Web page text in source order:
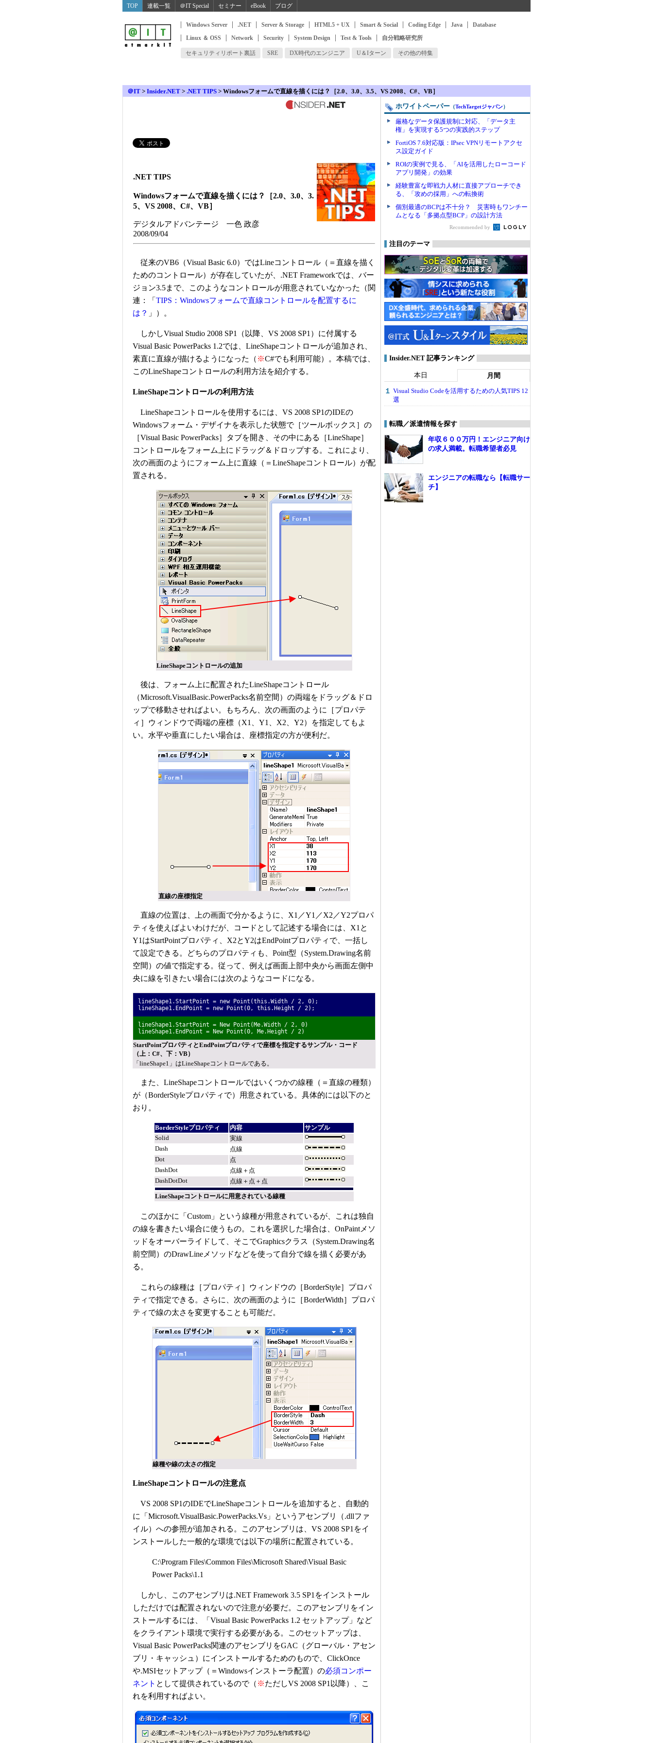
TOP 連載一覧 ＠IT Special セミナー eBook ブログ
Windows Server .NET Server & Storage HTML5 + UX Smart & Social Coding Edge Java
Database
Linux ＆ OSS
Network Security System Design Test & Tools 自分戦略研究所
セキュリティリポート裏話 SRE DX時代のエンジニア U＆Iターン その他の特集
＠IT > Insider.NET > .NET TIPS > Windowsフォームで直線を描くには？［2.0、3.0、3.5、VS 2008、C#、VB］
.NET TIPS
Windowsフォームで直線を描くには？［2.0、3.0、3.
5、VS 2008、C#、VB］
デジタルアドバンテージ 一色 政彦
2008/09/04
従来のVB6（Visual Basic 6.0）ではLineコントロール（＝直線を描く
ためのコントロール）が存在していたが、.NET Frameworkでは、バー
ジョン3.5まで、このようなコントロールが用意されていなかった（関
連：「 TIPS：Windowsフォームで直線コントロールを配置するに
は？ 」）。
しかしVisual Studio 2008 SP1（以降、VS 2008 SP1）に付属する
Visual Basic PowerPacks 1.2では、LineShapeコントロールが追加され、
素直に直線が描けるようになった（ ※C#でも利用可能）。本稿では、
このLineShapeコントロールの利用方法を紹介する。
LineShapeコントロールの利用方法
LineShapeコントロールを使用するには、VS 2008 SP1のIDEの
Windowsフォーム・デザイナを表示した状態で［ツールボックス］の
［Visual Basic PowerPacks］タブを開き、その中にある［LineShape］
コントロールをフォーム上にドラッグ＆ドロップする。これにより、
次の画面のようにフォーム上に直線（＝LineShapeコントロール）が配
置される。
LineShapeコントロールの追加
後は、フォーム上に配置されたLineShapeコントロール
（Microsoft.VisualBasic.PowerPacks名前空間）の両端をドラッグ＆ドロ
ップで移動させればよい。もちろん、次の画面のように［プロパテ
ィ］ウィンドウで両端の座標（X1、Y1、X2、Y2）を指定してもよ
い。水平や垂直にしたい場合は、座標指定の方が便利だ。
直線の座標指定
直線の位置は、上の画面で分かるように、X1／Y1／X2／Y2プロパ
ティを使えばよいわけだが、コードとして記述する場合には、X1と
Y1はStartPointプロパティ、X2とY2はEndPointプロパティで、一括し
て設定できる。どちらのプロパティも、Point型（System.Drawing名前
空間）の値で指定する。従って、例えば画面上部中央から画面左側中
央に線を引きたい場合には次のようなコードになる。
lineShape1.StartPoint = new Point(this.Width / 2, 0);
lineShape1.EndPoint = new Point(0, this.Height / 2);
lineShape1.StartPoint = New Point(Me.Width / 2, 0)
lineShape1.EndPoint = New Point(0, Me.Height / 2)
StartPointプロパティとEndPointプロパティで座標を指定するサンプル・コード
（上：C#、下：VB）
「lineShape1」はLineShapeコントロールである。
また、LineShapeコントロールではいくつかの線種（＝直線の種類）
が（BorderStyleプロパティで）用意されている。具体的には以下のと
おり。
BorderStyleプロパティ 内容
サンプル
Solid
実線
Dash
点線
Dot
点
DashDot
点線＋点
DashDotDot
点線＋点＋点
LineShapeコントロールに用意されている線種
このほかに「Custom」という線種が用意されているが、これは独自
の線を書きたい場合に使うもの。これを選択した場合は、OnPaintメソ
ッドをオーバーライドして、そこでGraphicsクラス（System.Drawing名
前空間）のDrawLineメソッドなどを使って自分で線を描く必要があ
る。
これらの線種は［プロパティ］ウィンドウの［BorderStyle］プロパ
ティで指定できる。さらに、次の画面のように［BorderWidth］プロパ
ティで線の太さを変更することも可能だ。
線種や線の太さの指定
LineShapeコントロールの注意点
VS 2008 SP1のIDEでLineShapeコントロールを追加すると、自動的
に「Microsoft.VisualBasic.PowerPacks.Vs」というアセンブリ（.dllファ
イル）への参照が追加される。このアセンブリは、VS 2008 SP1をイ
ンストールした一般的な環境では以下の場所に配置されている。
C:\Program Files\Common Files\Microsoft Shared\Visual Basic
Power Packs\1.1
しかし、このアセンブリは.NET Framework 3.5 SP1をインストール
しただけでは配置されないので注意が必要だ。このアセンブリをイン
ストールするには、「Visual Basic PowerPacks 1.2 セットアップ」など
をクライアント環境で実行する必要がある。このセットアップは、
Visual Basic PowerPacks関連のアセンブリをGAC（グローバル・アセン
ブリ・キャッシュ）にインストールするためのもので、ClickOnce
や.MSIセットアップ（＝Windowsインストーラ配置）の必須コンポー
ネント として提供されているので（ ※ただしVS 2008 SP1以降）、こ
れを利用すればよい。
ホワイトペーパー （TechTargetジャパン）
厳格なデータ保護規制に対応、「データ主
権」を実現する5つの実践的ステップ
FortiOS 7.6対応版：IPsec VPNリモートアクセ
ス設定ガイド
ROIの実例で見る、「AIを活用したローコード
アプリ開発」の効果
経験豊富な即戦力人材に直接アプローチでき
る、「攻めの採用」への転換術
個別最適のBCPは不十分？ 災害時もワンチー
ムとなる「多拠点型BCP」の設計方法
Recommended by
注目のテーマ
Insider.NET 記事ランキング
本日 月間
Visual Studio Codeを活用するための人気TIPS 12
選
転職／派遣情報を探す
年収６００万円！エンジニア向け
の求人満載。転職希望者必見
エンジニアの転職なら【転職サー
チ】